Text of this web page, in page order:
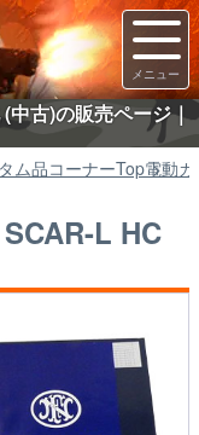
古)の販売ページ｜
ム品コーナーTop電動
L HC